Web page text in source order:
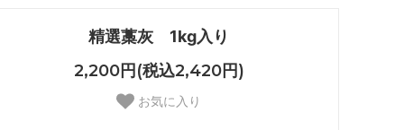
精選藁灰 1kg入り
2,200円(税込2,420円)
お気に入り